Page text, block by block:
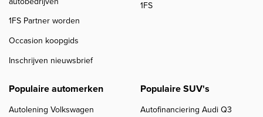
1FS Partner worden
Occasion koopgids
Inschrijven nieuwsbrief
1FS
Populaire automerken
Autolening Volkswagen
Populaire SUV's
Autofinanciering Audi Q3